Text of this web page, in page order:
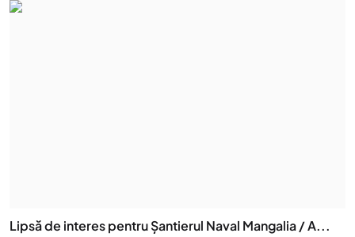
Lipsă de interes pentru Șantierul Naval Mangalia / A...